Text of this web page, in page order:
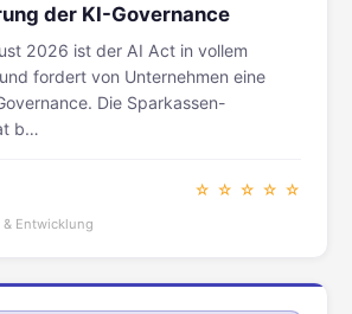
der KI-Governance
2026 ist der AI Act in vollem
fordert von Unternehmen eine
Die Sparkassen-
b…
☆ ☆ ☆ ☆ ☆
Entwicklung